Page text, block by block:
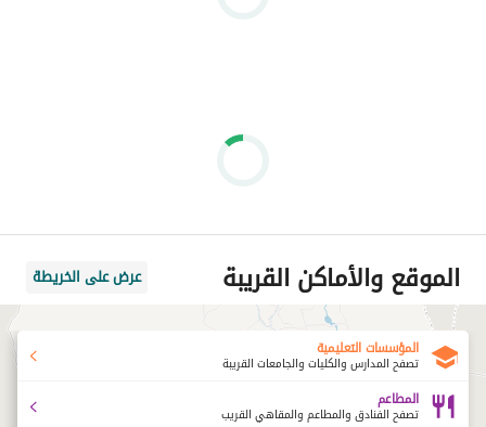
الموقع والأماكن القريبة عرض على الخريطة
المؤسسات التعليمية
تصفح المدارس والكليات والجامعات القريبة
المطاعم
تصفح الفنادق والمطاعم والمقاهي القريب